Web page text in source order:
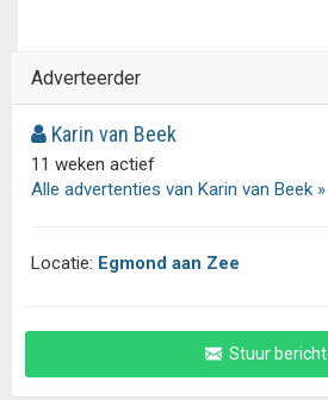
Adverteerder
Karin van Beek
11 weken actief
Alle advertenties van Karin van Beek »
Locatie: Egmond aan Zee
Stuur bericht